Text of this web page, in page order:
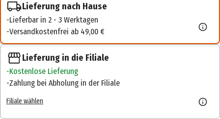
Lieferung nach Hause
Lieferbar in 2 - 3 Werktagen
Versandkostenfrei ab 49,00 €
Lieferung in die Filiale
Kostenlose Lieferung
Zahlung bei Abholung in der Filiale
Filiale wählen